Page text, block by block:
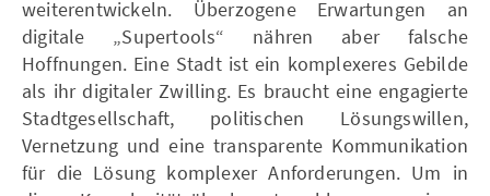
weiterentwickeln. Überzogene Erwartungen an
digitale „Supertools“ nähren aber falsche
Hoffnungen. Eine Stadt ist ein komplexeres Gebilde
als ihr digitaler Zwilling. Es braucht eine engagierte
Stadtgesellschaft, politischen Lösungswillen,
Vernetzung und eine transparente Kommunikation
für die Lösung komplexer Anforderungen. Um in